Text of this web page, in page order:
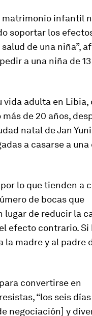
matrimonio infantil
soportar los
de una niña”,
a una niña de
vida adulta en Libia,
de 20 años,
natal de Jan
a casarse a una
lo que tienden a
de bocas que
lugar de reducir la
efecto contrario. Si
la madre y al padre
convertirse en
“los seis
negociación] y